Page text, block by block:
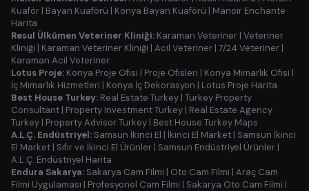
Kuaför | Bayan Kuaförü | Konya Bayan Kuaförü | Manoir Enchante
Harita
Resul Ülkümen Veteriner Kliniği: Karaman Veteriner | Veteriner
Kliniği | Karaman Veteriner Kliniği | Acil Veteriner | 7/24 Veteriner |
Karaman Acil Veteriner
Lotus Proje: Konya Proje Ofisi | Proje Ofisleri | Konya Mimarlık Ofisi |
İç Mimarlık Hizmetleri | Konya İç Dekorasyon | Lotus Proje Harita
Best House Turkey: Real Estate Turkey | Turkey Property
Consultant | Property Investment Turkey | Real Estate Agency
Turkey | Property Advisor Turkey | Best House Turkey Maps
A.L.Ç. Endüstriyel: Samsun İkinci El | İkinci El Market | Samsun İkinci
El Market | Sıfır ve İkinci El Ürünler | Samsun Endüstriyel Ürünler |
A.L.Ç. Endüstriyel Harita
Endura Sakarya: Sakarya Cam Filmi | Oto Cam Filmi | Araç Cam
Filmi Uygulaması | Profesyonel Cam Filmi | Sakarya Oto Cam Filmi |